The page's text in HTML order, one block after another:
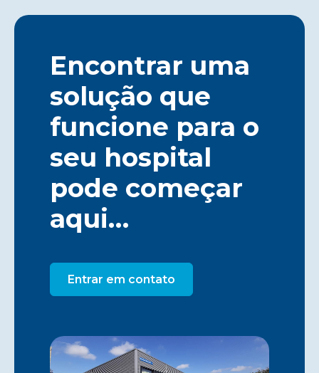
Encontrar uma
solução que
funcione para o
seu hospital
pode começar
aqui…
Entrar em contato